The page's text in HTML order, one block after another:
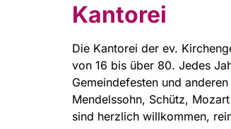
Kantorei
Die Kantorei der ev.
von 16 bis über 80. Jedes
Gemeindefesten und
Mendelssohn, Schütz,
sind herzlich willkommen,